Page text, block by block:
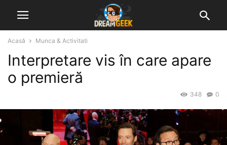
Acasă Munca & Activitati
Interpretare vis în care apare
o premieră
0
348